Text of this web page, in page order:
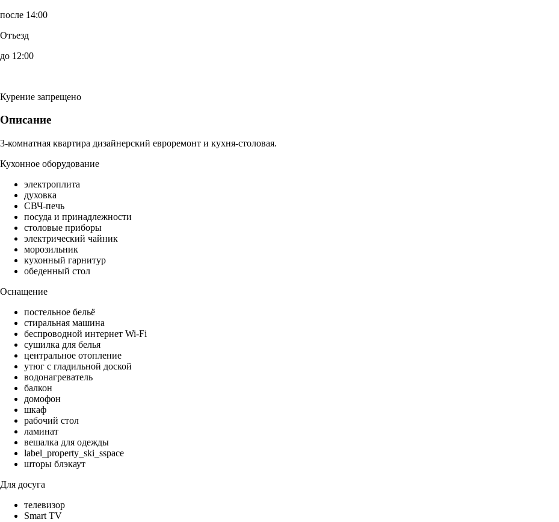
после 14:00
Отъезд
до 12:00
Курение запрещено
Описание
3-комнатная квартира дизайнерский евроремонт и кухня-столовая.
Кухонное оборудование
электроплита
духовка
СВЧ-печь
посуда и принадлежности
столовые приборы
электрический чайник
морозильник
кухонный гарнитур
обеденный стол
Оснащение
постельное бельё
стиральная машина
беспроводной интернет Wi-Fi
сушилка для белья
центральное отопление
утюг с гладильной доской
водонагреватель
балкон
домофон
шкаф
рабочий стол
ламинат
вешалка для одежды
label_property_ski_sspace
шторы блэкаут
Для досуга
телевизор
Smart TV